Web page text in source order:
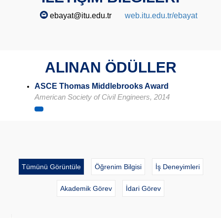
ebayat@itu.edu.tr web.itu.edu.tr/ebayat
ALINAN ÖDÜLLER
ASCE Thomas Middlebrooks Award
American Society of Civil Engineers, 2014
Tümünü Görüntüle Öğrenim Bilgisi İş Deneyimleri
Akademik Görev İdari Görev